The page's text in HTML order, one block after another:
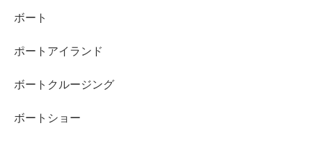
ボート
ポートアイランド
ボートクルージング
ボートショー